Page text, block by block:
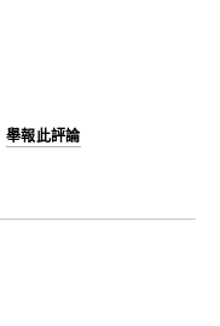
舉報此評論